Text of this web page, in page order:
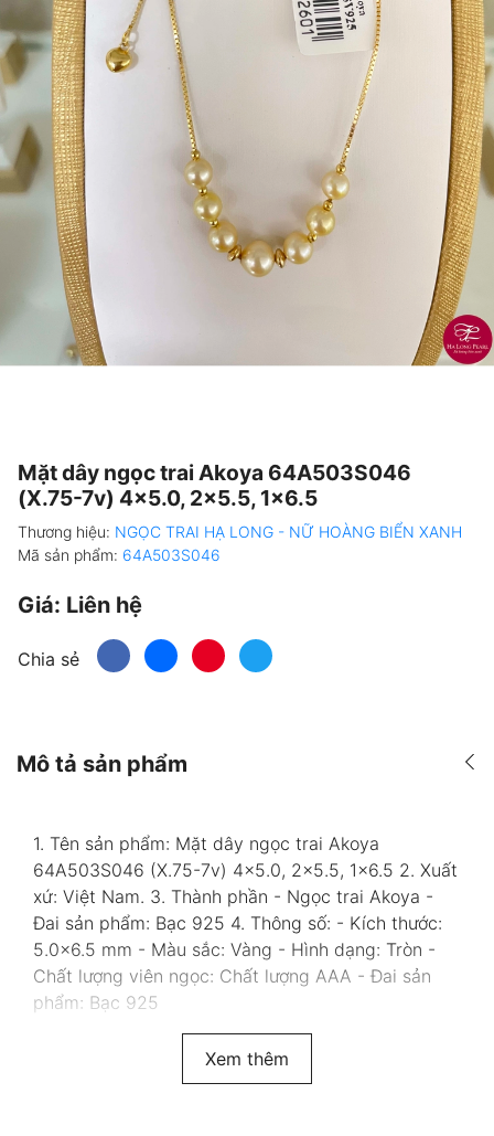
Mặt dây ngọc trai Akoya 64A503S046
(X.75-7v) 4x5.0, 2x5.5, 1x6.5
Thương hiệu: NGỌC TRAI HẠ LONG - NỮ HOÀNG BIỂN XANH
Mã sản phẩm: 64A503S046
Giá: Liên hệ
Chia sẻ
Mô tả sản phẩm
1. Tên sản phẩm: Mặt dây ngọc trai Akoya
64A503S046 (X.75-7v) 4x5.0, 2x5.5, 1x6.5 2. Xuất
xứ: Việt Nam. 3. Thành phần - Ngọc trai Akoya -
Đai sản phẩm: Bạc 925 4. Thông số: - Kích thước:
5.0x6.5 mm - Màu sắc: Vàng - Hình dạng: Tròn -
Chất lượng viên ngọc: Chất lượng AAA - Đai sản
phẩm: Bạc 925
Xem thêm